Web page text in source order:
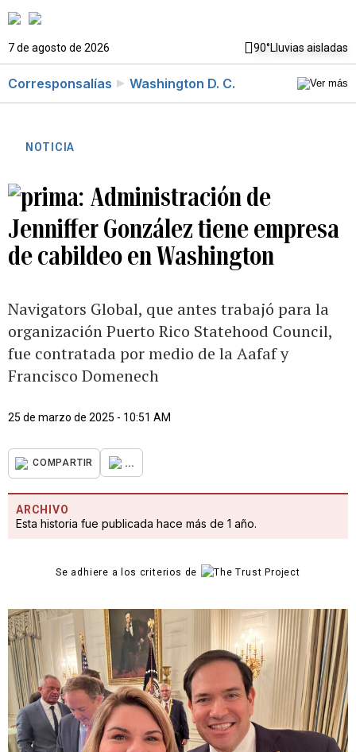
7 de agosto de 2026 90°Lluvias aisladas
Corresponsalías Washington D. C.
NOTICIA
Administración de
Jenniffer González tiene empresa
de cabildeo en Washington
Navigators Global, que antes trabajó para la
organización Puerto Rico Statehood Council,
fue contratada por medio de la Aafaf y
Francisco Domenech
25 de marzo de 2025 - 10:51 AM
COMPARTIR ...
ARCHIVO
Esta historia fue publicada hace más de 1 año.
Se adhiere a los criterios de